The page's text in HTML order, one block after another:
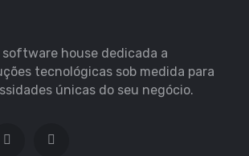
software house dedicada a
tecnológicas sob medida para
únicas do seu negócio.